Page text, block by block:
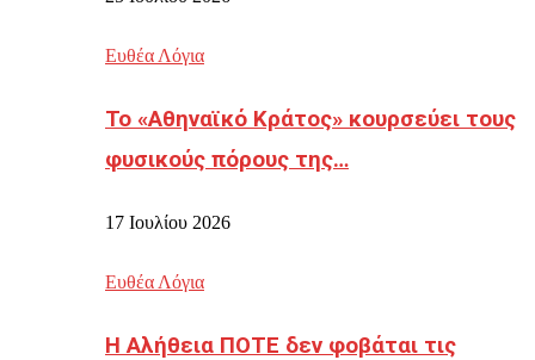
Ευθέα Λόγια
Το «Αθηναϊκό Κράτος» κουρσεύει τους
φυσικούς πόρους της…
17 Ιουλίου 2026
Ευθέα Λόγια
Η Αλήθεια ΠΟΤΕ δεν φοβάται τις